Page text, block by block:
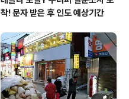
착! 문자 받은 후 인도 예상기간